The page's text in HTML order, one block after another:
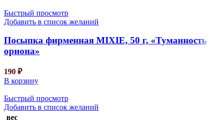
Быстрый просмотр
Добавить в список желаний
Посыпка фирменная MIXIE, 50 г, «Туманность
ориона»
190 ₽
В корзину
Быстрый просмотр
Добавить в список желаний
вес